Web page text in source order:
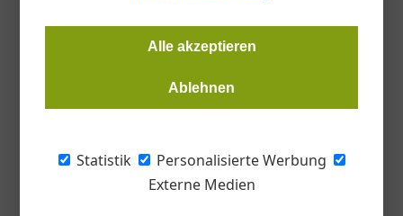
Alle akzeptieren
Ablehnen
Statistik
Personalisierte Werbung
Externe Medien
Seit Jahren stehen die drei Marken Boehlerit, Bilz und Leitz
familiengeführtes Unternehmen über fünf
Generationen eine nachhaltige